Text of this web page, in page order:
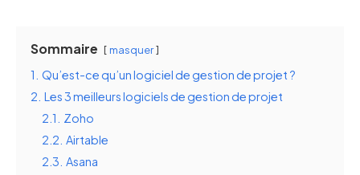
Sommaire masquer
1. Qu’est-ce qu’un logiciel de gestion de projet ?
2. Les 3 meilleurs logiciels de gestion de projet
2.1.
Zoho
2.2. Airtable
2.3. Asana